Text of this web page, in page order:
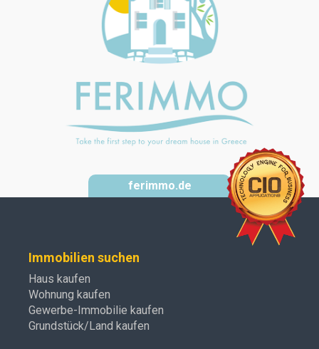
ferimmo.de
Immobilien suchen
Haus kaufen
Wohnung kaufen
Gewerbe-Immobilie kaufen
Grundstück/Land kaufen